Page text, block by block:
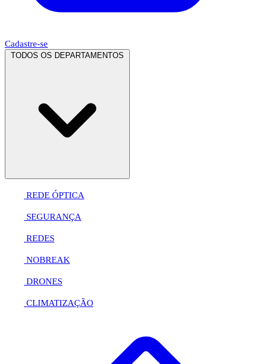
Cadastre-se
TODOS OS DEPARTAMENTOS
REDE ÓPTICA
SEGURANÇA
REDES
NOBREAK
DRONES
CLIMATIZAÇÃO